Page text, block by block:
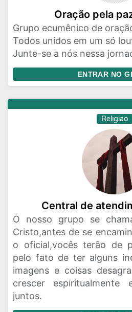
Oração pela
Grupo ecumênico de
Todos unidos em um só
Junte-se a nós nessa
ENTRAR NO
Religiao
Central de
O nosso grupo se
Cristo,antes de se
o oficial,vocês terão de
pelo fato de ter alguns
imagens e coisas
crescer espiritualmente
juntos.